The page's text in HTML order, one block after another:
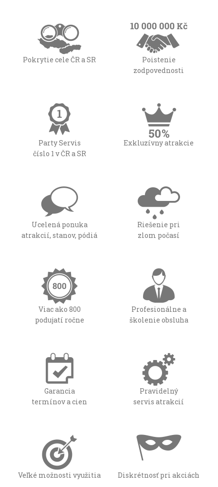
Pokrytie cele ČR a SR
Poistenie
zodpovednosti
Party Servis
číslo 1 v ČR a SR
Exkluzívny atrakcie
Ucelená ponuka
atrakcií, stanov, pódiá
Riešenie pri
zlom počasí
Viac ako 800
podujatí ročne
Profesionálne a
školenie obsluha
Garancia
termínov a cien
Pravidelný
servis atrakcií
Veľké možnosti využitia Diskrétnosť pri akciách